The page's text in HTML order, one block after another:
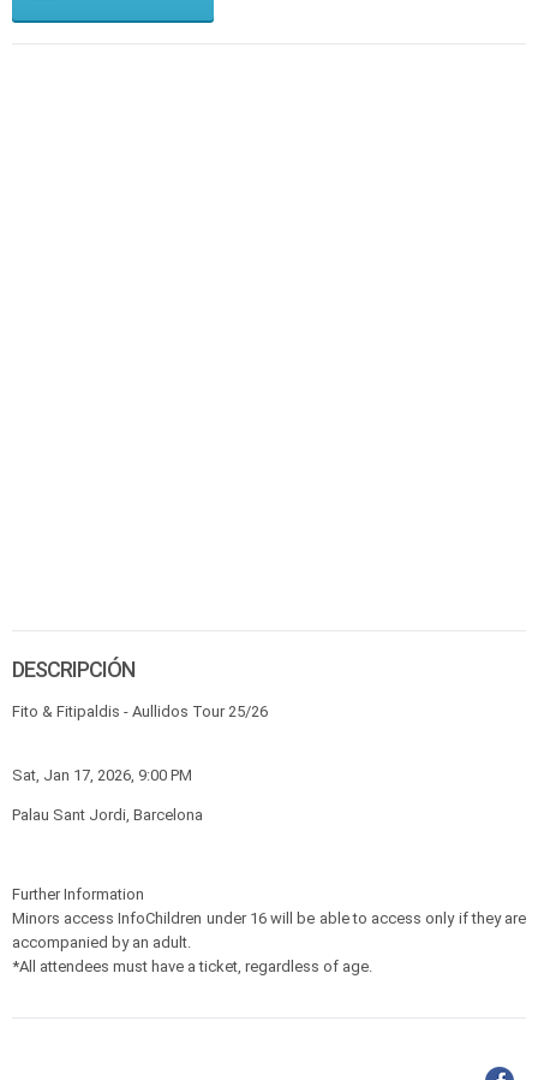
DESCRIPCIÓN
Fito & Fitipaldis - Aullidos Tour 25/26
Sat, Jan 17, 2026, 9:00 PM
Palau Sant Jordi, Barcelona
Further Information
Minors access InfoChildren under 16 will be able to access only if they are
accompanied by an adult.
*All attendees must have a ticket, regardless of age.